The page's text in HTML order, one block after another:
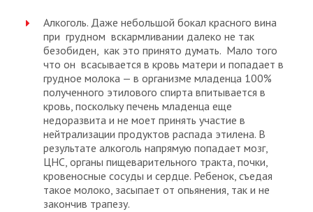
Алкоголь. Даже небольшой бокал красного вина
при грудном вскармливании далеко не так
безобиден, как это принято думать. Мало того
что он всасывается в кровь матери и попадает в
грудное молока — в организме младенца 100%
полученного этилового спирта впитывается в
кровь, поскольку печень младенца еще
недоразвита и не моет принять участие в
нейтрализации продуктов распада этилена. В
результате алкоголь напрямую попадает мозг,
ЦНС, органы пищеварительного тракта, почки,
кровеносные сосуды и сердце. Ребенок, съедая
такое молоко, засыпает от опьянения, так и не
закончив трапезу.